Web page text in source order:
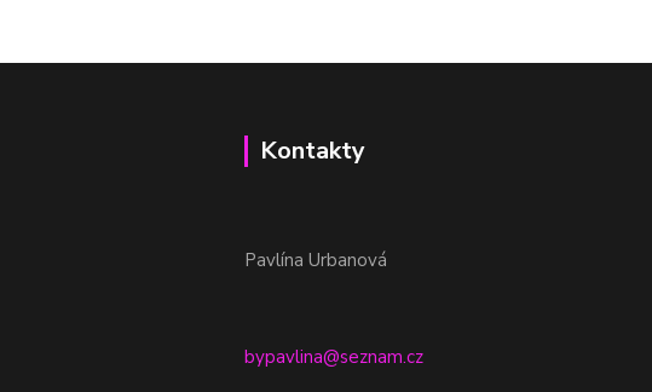
Kontakty
Pavlína Urbanová
bypavlina@seznam.cz